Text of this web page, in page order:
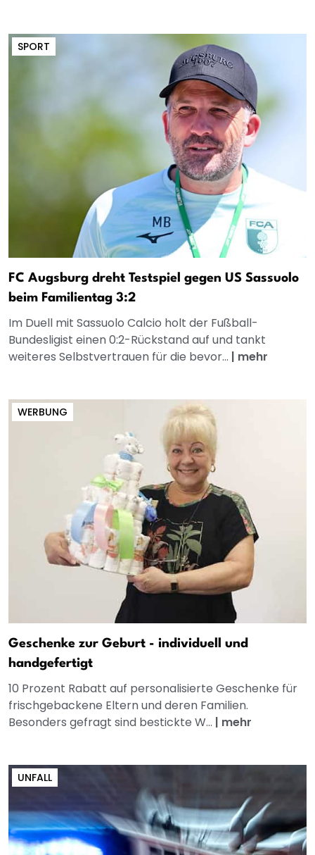
SPORT
FC Augsburg dreht Testspiel gegen US Sassuolo
beim Familientag 3:2
Im Duell mit Sassuolo Calcio holt der Fußball-
Bundesligist einen 0:2-Rückstand auf und tankt
weiteres Selbstvertrauen für die bevor... | mehr
WERBUNG
Geschenke zur Geburt - individuell und
handgefertigt
10 Prozent Rabatt auf personalisierte Geschenke für
frischgebackene Eltern und deren Familien.
Besonders gefragt sind bestickte W... | mehr
UNFALL